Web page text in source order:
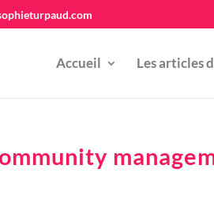
Accueil Les articles